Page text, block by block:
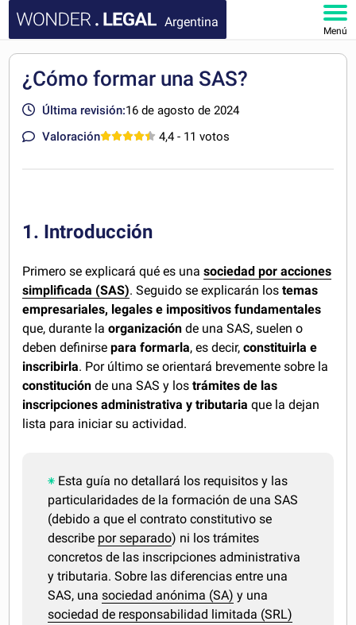
Argentina
Menú
DOCUMENTOS
FAQ
¿Cómo formar una SAS?
Última revisión:16 de agosto de 2024
Valoración
4,4 - 11 votos
1. Introducción
Primero se explicará qué es unasociedad por acciones
simplificada (SAS). Seguido se explicarán lostemas
empresariales, legales e impositivos fundamentales
que, durante la organización de una SAS, suelen o
deben definirsepara formarla, es decir, constituirla e
inscribirla. Por último se orientará brevemente sobre la
constitución de una SAS y los trámites de las
inscripciones administrativa y tributaria que la dejan
lista para iniciar su actividad.
Esta guía no detallará los requisitos y las
particularidades de la formación de una SAS
(debido a que el contrato constitutivo se
describe por separado) ni los trámites
concretos de las inscripciones administrativa
y tributaria. Sobre las diferencias entre una
SAS, unasociedad anónima (SA) y una
sociedad de responsabilidad limitada (SRL)